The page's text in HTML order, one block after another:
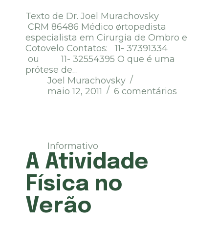
Texto de Dr. Joel Murachovsky
CRM 86486 Médico ørtopedista
especialista em Cirurgia de Ombro e
Cotovelo Contatos: 11- 37391334
ou 11- 32554395 O que é uma
prótese de…
Joel Murachovsky
maio 12, 2011
6 comentários
Informativo
A Atividade
Física no
Verão